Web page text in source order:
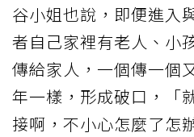
谷小姐也說，即便進入
者自己家裡有老人、小
傳給家人，一個傳一個
年一樣，形成破口，「
接啊，不小心怎麼了怎